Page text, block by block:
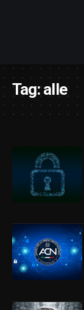
Tag:alle